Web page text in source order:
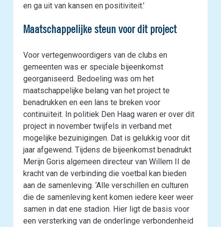
en ga uit van kansen en positiviteit.’
Maatschappelijke steun voor dit project
Voor vertegenwoordigers van de clubs en
gemeenten was er speciale bijeenkomst
georganiseerd. Bedoeling was om het
maatschappelijke belang van het project te
benadrukken en een lans te breken voor
continuïteit. In politiek Den Haag waren er over dit
project in november twijfels in verband met
mogelijke bezuinigingen. Dat is gelukkig voor dit
jaar afgewend. Tijdens de bijeenkomst benadrukt
Merijn Goris algemeen directeur van Willem II de
kracht van de verbinding die voetbal kan bieden
aan de samenleving. ‘Alle verschillen en culturen
die de samenleving kent komen iedere keer weer
samen in dat ene stadion. Hier ligt de basis voor
een versterking van de onderlinge verbondenheid